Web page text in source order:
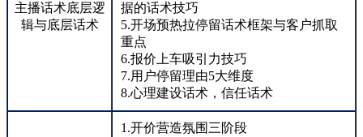
主播话术底层逻
辑与底层话术
据的话术技巧
5.开场预热拉停留话术框架与客户抓取
重点
6.报价上车吸引力技巧
7.用户停留理由5大维度
8.心理建设话术，信任话术
1.开价营造氛围三阶段